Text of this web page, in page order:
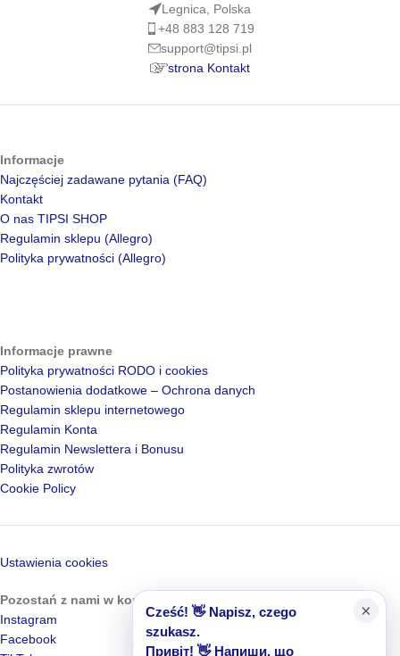
Legnica, Polska
+48 883 128 719
support@tipsi.pl
strona Kontakt
Informacje
Najczęściej zadawane pytania (FAQ)
Kontakt
O nas TIPSI SHOP
Regulamin sklepu (Allegro)
Polityka prywatności (Allegro)
Informacje prawne
Polityka prywatności RODO i cookies
Postanowienia dodatkowe – Ochrona danych
Regulamin sklepu internetowego
Regulamin Konta
Regulamin Newslettera i Bonusu
Polityka zwrotów
Cookie Policy
Ustawienia cookies
Pozostań z nami w kontakcie
Instagram
Facebook
Cześć! 👋 Napisz, czego
szukasz.
Привіт! 👋 Напиши, що
×